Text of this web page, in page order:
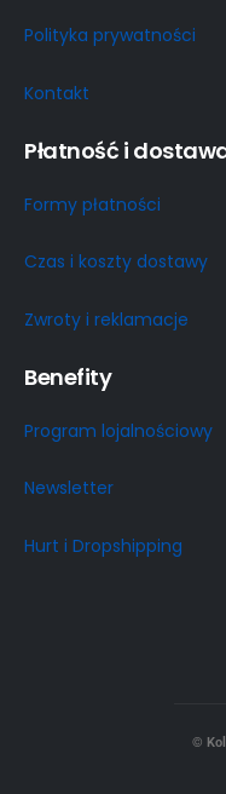
Polityka prywatności
Kontakt
Płatność i
Formy płatności
Czas i koszty dostawy
Zwroty i reklamacje
Benefity
Program lojalnościowy
Newsletter
Hurt i Dropshipping
©